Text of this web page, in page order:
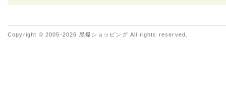
Copyright © 2005-2026 黒爆ショッピング All rights reserved.